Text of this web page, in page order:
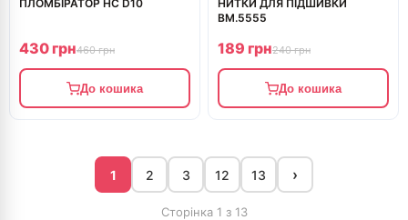
ПЛОМБІРАТОР НС D10
430 грн460 грн
До кошика
НИТКИ ДЛЯ ПІДШИВКИ
BM.5555
189 грн240 грн
До кошика
1 2 3 12 13 ›
Сторінка 1 з 13